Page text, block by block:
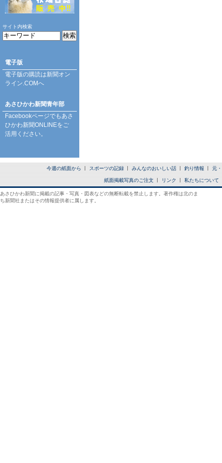
サイト内検索
電子版
電子版の購読は新聞オン
ライン.COMへ
あさひかわ新聞青年部
Facebookページでもあさ
ひかわ新聞ONLINEをご
活用ください。
今週の紙面から スポーツの記録 みんなのおいしい話 釣り情報 元
紙面掲載写真のご注文 リンク 私たちについて
あさひかわ新聞に掲載の記事・写真・図表などの無断転載を禁止します。著作権は北のま
ち新聞社またはその情報提供者に属します。